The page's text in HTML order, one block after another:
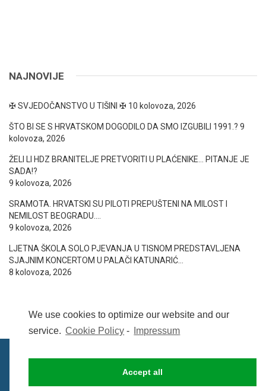
We use cookies to optimize our website and our
service. Cookie Policy - Impressum
Accept all
NAJNOVIJE
✠ SVJEDOČANSTVO U TIŠINI ✠ 10 kolovoza, 2026
ŠTO BI SE S HRVATSKOM DOGODILO DA SMO IZGUBILI 1991.? 9
kolovoza, 2026
ŽELI LI HDZ BRANITELJE PRETVORITI U PLAĆENIKE… PITANJE JE
SADA!?
9 kolovoza, 2026
SRAMOTA. HRVATSKI SU PILOTI PREPUŠTENI NA MILOST I
NEMILOST BEOGRADU….
9 kolovoza, 2026
LJETNA ŠKOLA SOLO PJEVANJA U TISNOM PREDSTAVLJENA
SJAJNIM KONCERTOM U PALAČI KATUNARIĆ…
8 kolovoza, 2026